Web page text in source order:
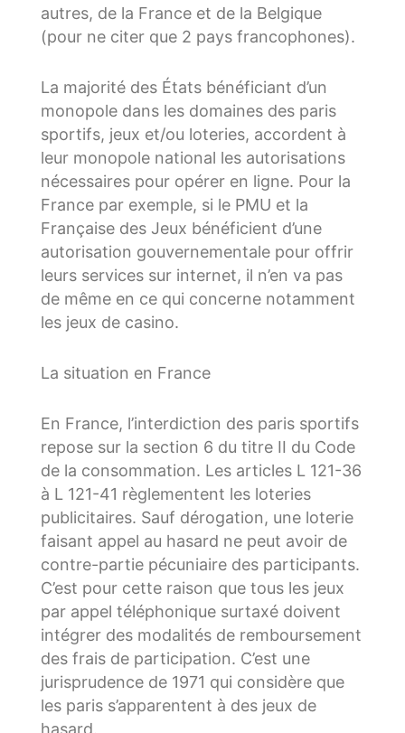
autres, de la France et de la Belgique
(pour ne citer que 2 pays francophones).
La majorité des États bénéficiant d’un
monopole dans les domaines des paris
sportifs, jeux et/ou loteries, accordent à
leur monopole national les autorisations
nécessaires pour opérer en ligne. Pour la
France par exemple, si le PMU et la
Française des Jeux bénéficient d’une
autorisation gouvernementale pour offrir
leurs services sur internet, il n’en va pas
de même en ce qui concerne notamment
les jeux de casino.
La situation en France
En France, l’interdiction des paris sportifs
repose sur la section 6 du titre II du Code
de la consommation. Les articles L 121-36
à L 121-41 règlementent les loteries
publicitaires. Sauf dérogation, une loterie
faisant appel au hasard ne peut avoir de
contre-partie pécuniaire des participants.
C’est pour cette raison que tous les jeux
par appel téléphonique surtaxé doivent
intégrer des modalités de remboursement
des frais de participation. C’est une
jurisprudence de 1971 qui considère que
les paris s’apparentent à des jeux de
hasard.